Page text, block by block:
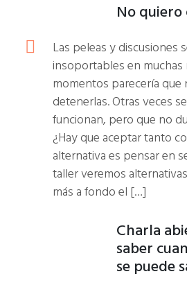
No quiero
Las peleas y discusiones
insoportables en muchas
momentos parecería que
detenerlas. Otras veces
funcionan, pero que no
¿Hay que aceptar tanto
alternativa es pensar en
taller veremos
más a fondo el […]
Charla
saber
se puede